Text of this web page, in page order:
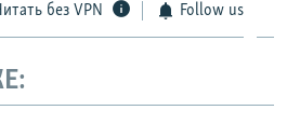
без VPN Follow us